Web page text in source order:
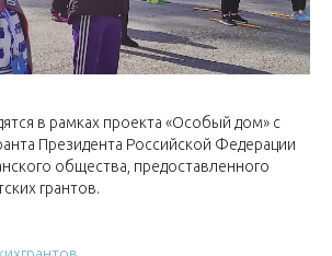
в рамках проекта «Особый дом» с
Президента Российской Федерации
общества, предоставленного
грантов.⠀